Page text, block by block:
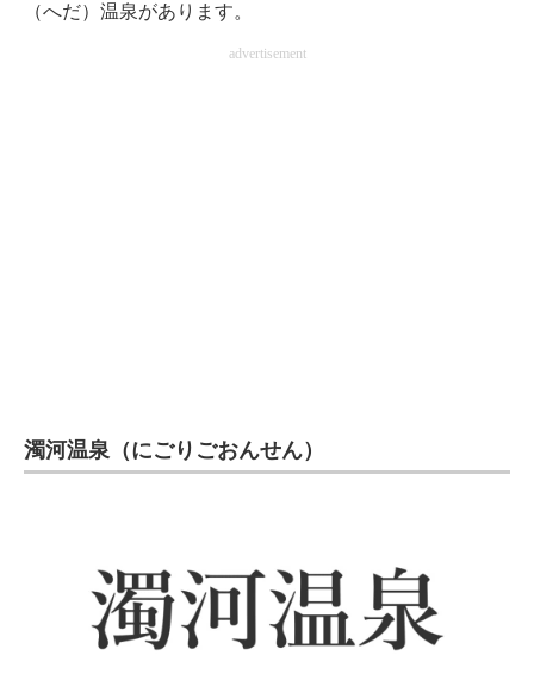
（へだ）温泉があります。
advertisement
濁河温泉（にごりごおんせん）